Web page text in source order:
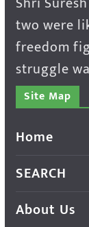
two were
freedom
struggle
Site Map
Home
SEARCH
About Us